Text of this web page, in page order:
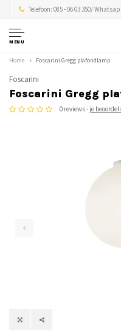
Telefoon: 085 - 06 03 350/
MENU
Home Foscarini Gregg plafondlamp
Foscarini
Foscarini Gregg
0 reviews - je